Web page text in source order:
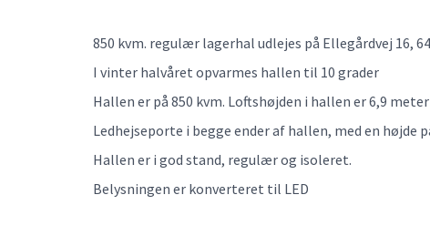
850 kvm. regulær lagerhal udlejes på Ellegårdvej 16,
I vinter halvåret opvarmes hallen til 10 grader
Hallen er på 850 kvm. Loftshøjden i hallen er 6,9
Ledhejseporte i begge ender af hallen, med en højde
Hallen er i god stand, regulær og isoleret.
Belysningen er konverteret til LED